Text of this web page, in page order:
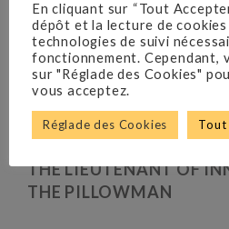
THE BEAUTY QUEEN OF
THE CRIPPLE OF
THE LIEUTENANT OF
THE PILLOWMAN
En cliquant sur “Tout
dépôt et la lecture de
technologies de suivi
fonctionnement. Cependant,
sur "Réglade des Cookies"
vous acceptez.
Réglade des Cookies Tout